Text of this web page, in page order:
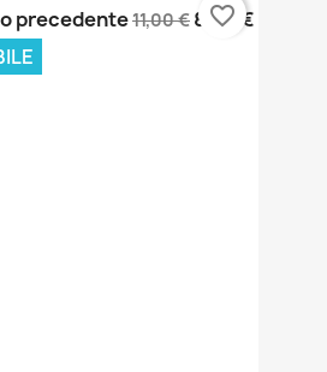
precedente11,00 € 8,80 €
favorite_border